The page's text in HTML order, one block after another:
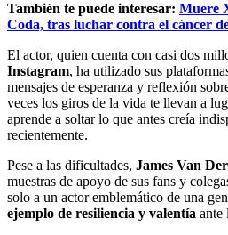
También te puede interesar: Muere
Coda, tras luchar contra el cáncer
El actor, quien cuenta con casi dos
Instagram, ha utilizado sus
mensajes de esperanza y reflexión
veces los giros de la vida te llevan a
aprende a soltar lo que antes creía
recientemente.
Pese a las dificultades, James Van
muestras de apoyo de sus fans y
solo a un actor emblemático de una
ejemplo de resiliencia y valentía ante